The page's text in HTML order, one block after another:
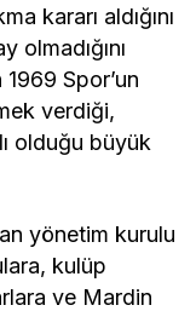
kararı aldığını
olmadığını
Spor’un
verdiği,
olduğu büyük
yönetim kurulu
kulüp
ve Mardin